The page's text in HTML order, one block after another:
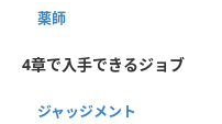
薬師
4章で入手できるジョブ
ジャッジメント